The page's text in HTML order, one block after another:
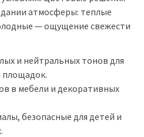
атмосферы: теплые
— ощущение свежести
и нейтральных тонов для
площадок.
в мебели и декоративных
безопасные для детей и